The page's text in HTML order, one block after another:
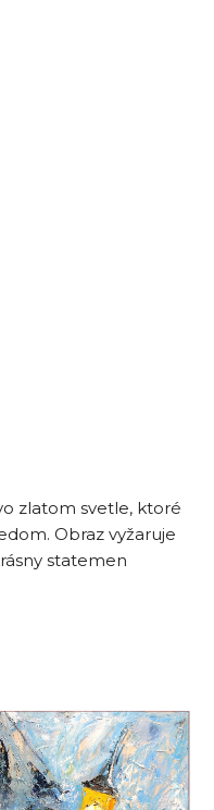
zlatom svetle, ktoré
Obraz vyžaruje
statemen